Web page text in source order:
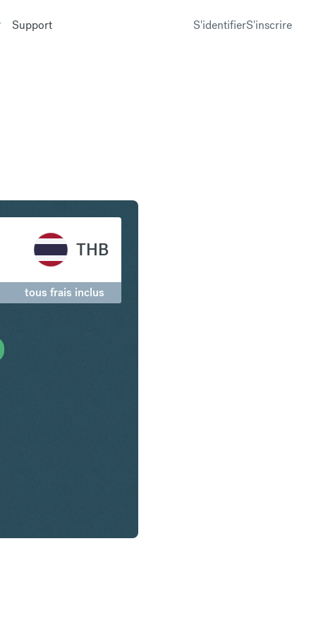
Support S'identifierS'inscrire
THB
tous frais inclus